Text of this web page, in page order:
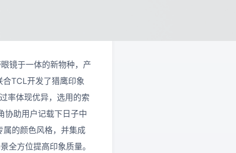
镜于一体的新物种，产
TCL开发了猎鹰印象
率体现优异，选用的索
协助用户记载下日子中
属的颜色风格，并集成
全方位提高印象质量。